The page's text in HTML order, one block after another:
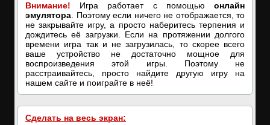
Внимание! Игра работает с помощью онлайн
эмулятора . Поэтому если ничего не отображается, то
не закрывайте игру, а просто наберитесь терпения и
дождитесь её загрузки. Если на протяжении долгого
времени игра так и не загрузилась, то скорее всего
ваше устройство не достаточно мощное для
воспроизведения этой игры. Поэтому не
расстраивайтесь, просто найдите другую игру на
нашем сайте и поиграйте в неё!
Сделать на весь экран: